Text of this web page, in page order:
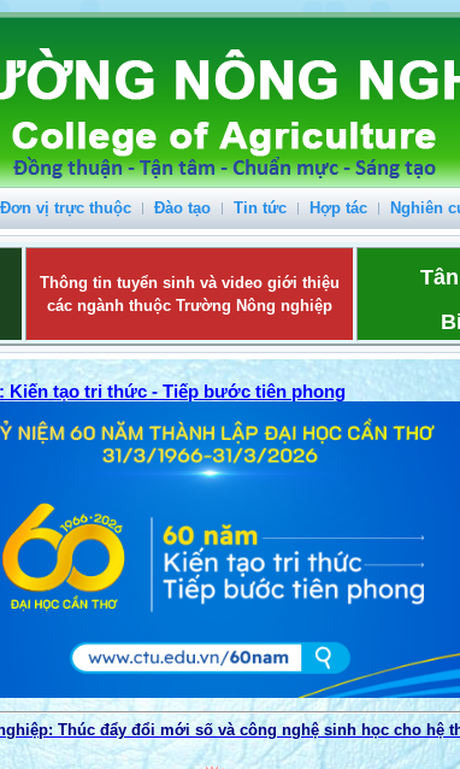
Đơn vị trực thuộc Đào tạo Tin tức Hợp tác Nghiên
Thông tin tuyển sinh và video giới thiệu
các ngành thuộc Trường Nông nghiệp
Kiến tạo tri thức - Tiếp bước tiên phong
Thúc đẩy đổi mới số và công nghệ sinh học cho hệ